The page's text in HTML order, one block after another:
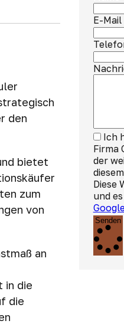
den
bietet
zum
von
an
in die
die
E-Mail
Ich
Firma
der
Diese
und
Senden